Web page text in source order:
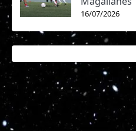
16/07/2026